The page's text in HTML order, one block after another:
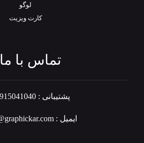
لوگو
کارت ویزیت
تماس با ما
پشتیبانی : 09915041040
ایمیل : info@graphickar.com